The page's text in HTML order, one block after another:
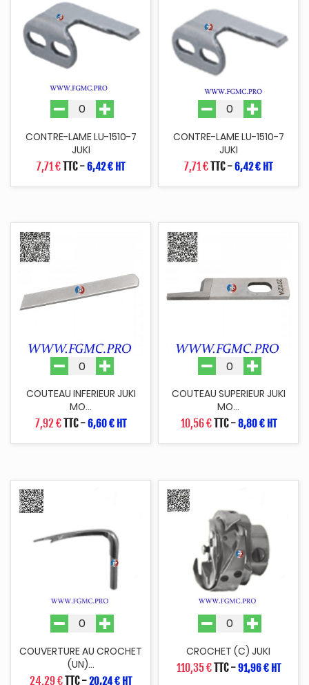
CONTRE-LAME LU-1510-7
JUKI
7,71 €TTC-6,42 € HT
CONTRE-LAME LU-1510-7
JUKI
7,71 €TTC-6,42 € HT
COUTEAU INFERIEUR JUKI
MO...
7,92 €TTC-6,60 € HT
COUTEAU SUPERIEUR JUKI
MO...
10,56 €TTC-8,80 € HT
COUVERTURE AU CROCHET
(UN)...
24,29 €TTC-20,24 € HT
CROCHET (C) JUKI
110,35 €TTC-91,96 € HT